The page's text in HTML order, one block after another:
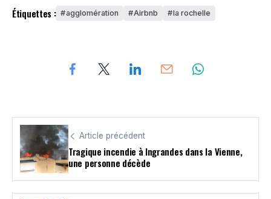
Étiquettes : agglomération Airbnb la rochelle
Article précédent
Tragique incendie à Ingrandes dans la Vienne,
une personne décède